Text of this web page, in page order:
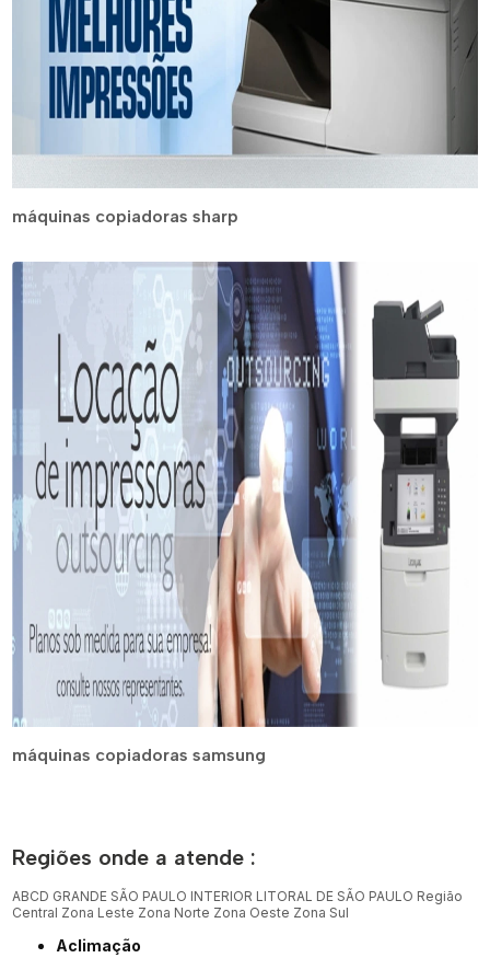
máquinas copiadoras sharp
máquinas copiadoras samsung
Regiões onde a atende :
ABCD GRANDE SÃO PAULO INTERIOR LITORAL DE SÃO PAULO Região
Central Zona Leste Zona Norte Zona Oeste Zona Sul
Aclimação